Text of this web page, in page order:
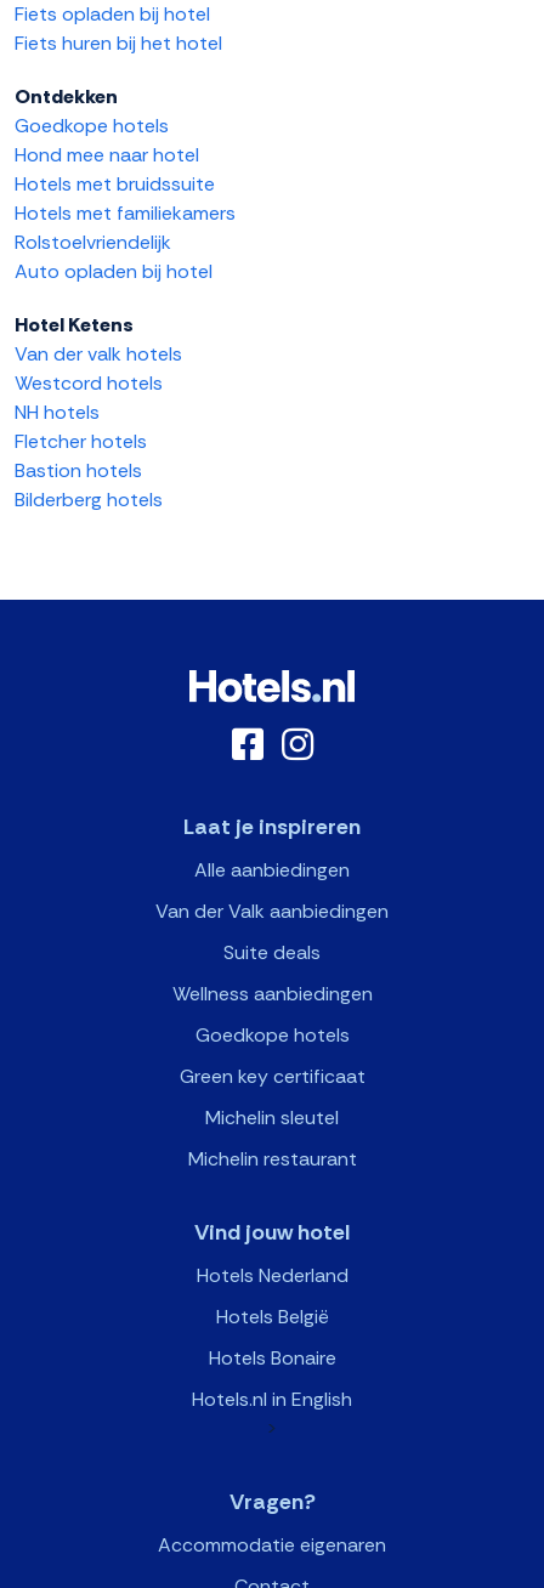
Fiets opladen bij hotel
Fiets huren bij het hotel
Ontdekken
Goedkope hotels
Hond mee naar hotel
Hotels met bruidssuite
Hotels met familiekamers
Rolstoelvriendelijk
Auto opladen bij hotel
Hotel Ketens
Van der valk hotels
Westcord hotels
NH hotels
Fletcher hotels
Bastion hotels
Bilderberg hotels
Laat je inspireren
Alle aanbiedingen
Van der Valk aanbiedingen
Suite deals
Wellness aanbiedingen
Goedkope hotels
Green key certificaat
Michelin sleutel
Michelin restaurant
Vind jouw hotel
Hotels Nederland
Hotels België
Hotels Bonaire
Hotels.nl in English
>
Vragen?
Accommodatie eigenaren